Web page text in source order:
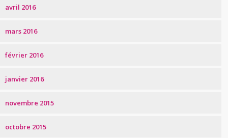
avril 2016
mars 2016
février 2016
janvier 2016
novembre 2015
octobre 2015